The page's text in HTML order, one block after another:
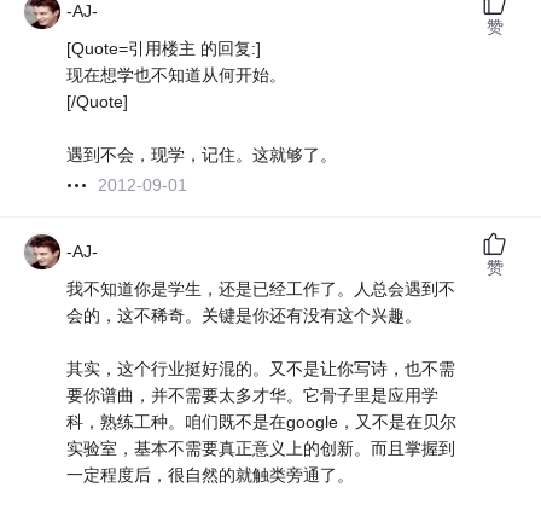
-AJ-
[Quote=引用楼主 的回复:]
现在想学也不知道从何开始。
[/Quote]
遇到不会，现学，记住。这就够了。
2012-09-01
赞
-AJ-
我不知道你是学生，还是已经工作了。人总会遇到不
会的，这不稀奇。关键是你还有没有这个兴趣。
其实，这个行业挺好混的。又不是让你写诗，也不需
要你谱曲，并不需要太多才华。它骨子里是应用学
科，熟练工种。咱们既不是在google，又不是在贝尔
实验室，基本不需要真正意义上的创新。而且掌握到
一定程度后，很自然的就触类旁通了。
赞